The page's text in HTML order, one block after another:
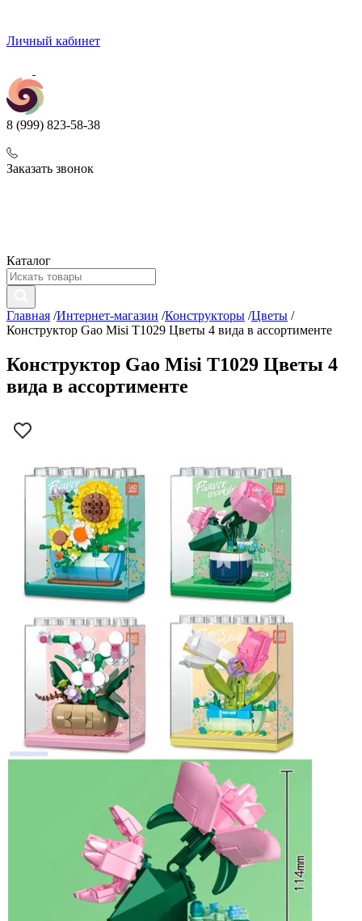
Личный кабинет
8 (999) 823-58-38
Заказать звонок
Каталог
Главная /Интернет-магазин /Конструкторы /Цветы /
Конструктор Gao Misi T1029 Цветы 4 вида в ассортименте
Конструктор Gao Misi T1029 Цветы 4
вида в ассортименте